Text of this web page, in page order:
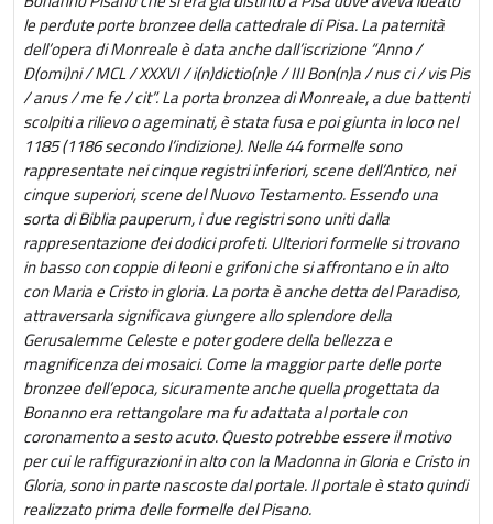
le perdute porte bronzee della cattedrale di Pisa. La paternità
dell’opera di Monreale è data anche dall’iscrizione “Anno /
D(omi)ni / MCL / XXXVI / i(n)dictio(n)e / III Bon(n)a / nus ci / vis Pis
/ anus / me fe / cit”. La porta bronzea di Monreale, a due battenti
scolpiti a rilievo o ageminati, è stata fusa e poi giunta in loco nel
1185 (1186 secondo l’indizione). Nelle 44 formelle sono
rappresentate nei cinque registri inferiori, scene dell’Antico, nei
cinque superiori, scene del Nuovo Testamento. Essendo una
sorta di Biblia pauperum, i due registri sono uniti dalla
rappresentazione dei dodici profeti. Ulteriori formelle si trovano
in basso con coppie di leoni e grifoni che si affrontano e in alto
con Maria e Cristo in gloria. La porta è anche detta del Paradiso,
attraversarla significava giungere allo splendore della
Gerusalemme Celeste e poter godere della bellezza e
magnificenza dei mosaici. Come la maggior parte delle porte
bronzee dell’epoca, sicuramente anche quella progettata da
Bonanno era rettangolare ma fu adattata al portale con
coronamento a sesto acuto. Questo potrebbe essere il motivo
per cui le raffigurazioni in alto con la Madonna in Gloria e Cristo in
Gloria, sono in parte nascoste dal portale. Il portale è stato quindi
realizzato prima delle formelle del Pisano.